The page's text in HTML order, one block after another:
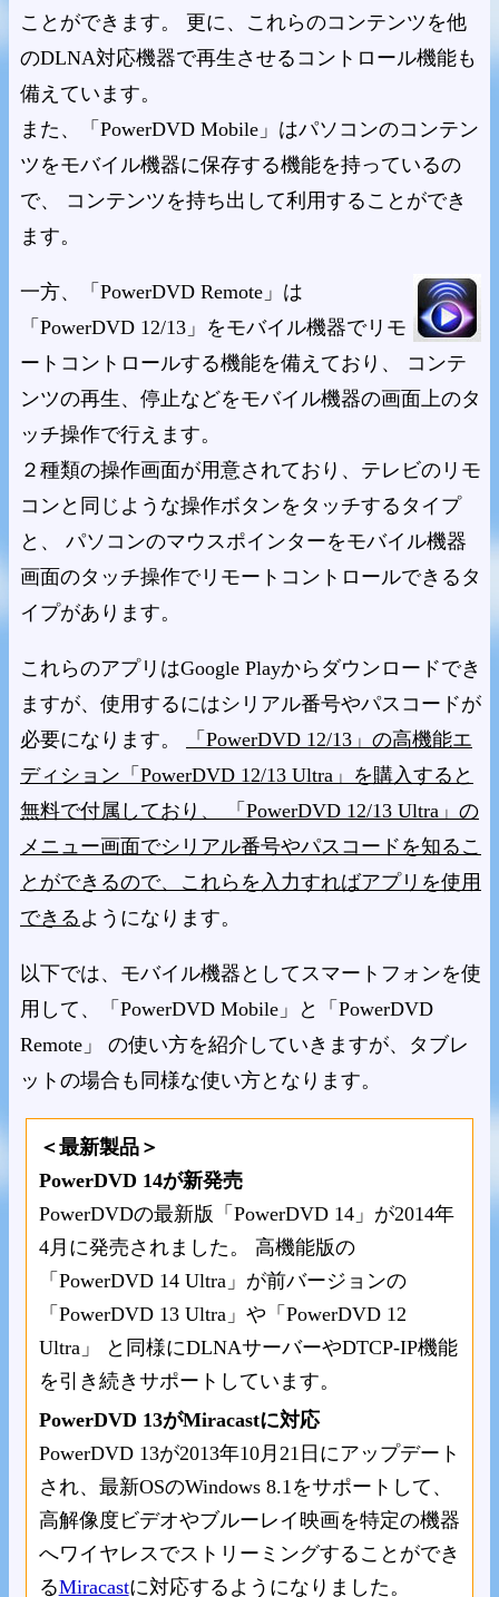
ことができます。 更に、これらのコンテンツを他
のDLNA対応機器で再生させるコントロール機能も
備えています。
また、「PowerDVD Mobile」はパソコンのコンテン
ツをモバイル機器に保存する機能を持っているの
で、 コンテンツを持ち出して利用することができ
ます。
一方、「PowerDVD Remote」は
「PowerDVD 12/13」をモバイル機器でリモ
ートコントロールする機能を備えており、 コンテ
ンツの再生、停止などをモバイル機器の画面上のタ
ッチ操作で行えます。
２種類の操作画面が用意されており、テレビのリモ
コンと同じような操作ボタンをタッチするタイプ
と、 パソコンのマウスポインターをモバイル機器
画面のタッチ操作でリモートコントロールできるタ
イプがあります。
これらのアプリはGoogle Playからダウンロードでき
ますが、使用するにはシリアル番号やパスコードが
必要になります。
「PowerDVD 12/13」の高機能エ
ディション「PowerDVD 12/13 Ultra」を購入すると
無料で付属しており、 「PowerDVD 12/13 Ultra」の
メニュー画面でシリアル番号やパスコードを知るこ
とができるので、これらを入力すればアプリを使用
できる ようになります。
以下では、モバイル機器としてスマートフォンを使
用して、「PowerDVD Mobile」と「PowerDVD
Remote」 の使い方を紹介していきますが、タブレ
ットの場合も同様な使い方となります。
＜最新製品＞
PowerDVD 14が新発売
PowerDVDの最新版「PowerDVD 14」が2014年
4月に発売されました。 高機能版の
「PowerDVD 14 Ultra」が前バージョンの
「PowerDVD 13 Ultra」や「PowerDVD 12
Ultra」 と同様にDLNAサーバーやDTCP-IP機能
を引き続きサポートしています。
PowerDVD 13がMiracastに対応
PowerDVD 13が2013年10月21日にアップデート
され、最新OSのWindows 8.1をサポートして、
高解像度ビデオやブルーレイ映画を特定の機器
へワイヤレスでストリーミングすることができ
るMiracastに対応するようになりました。